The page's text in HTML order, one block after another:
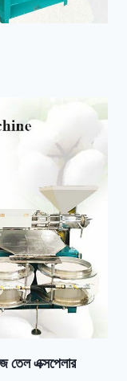
তেল এক্সপেলার